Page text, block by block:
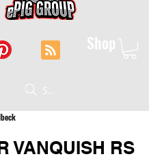
Shop
Suche
VANQUISH RS